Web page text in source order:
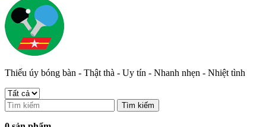
Thiếu úy bóng bàn - Thật thà - Uy tín - Nhanh nhẹn - Nhiệt tình
Tìm kiếm